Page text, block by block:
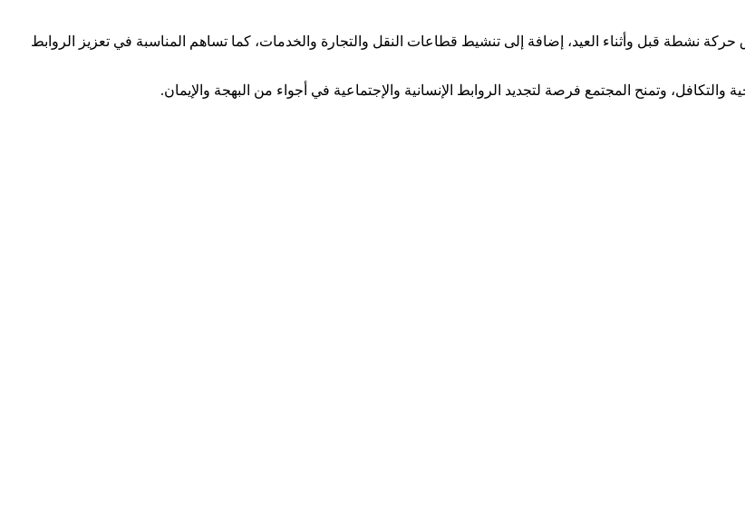
نشطة قبل وأثناء العيد، إضافة إلى تنشيط قطاعات النقل والتجارة والخدمات، كما تساهم المناسبة في تعزيز الروابط
وتمنح المجتمع فرصة لتجديد الروابط الإنسانية والإجتماعية في أجواء من البهجة والإيمان.